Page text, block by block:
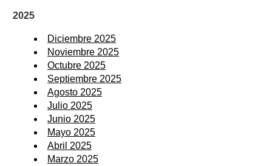
2025
Diciembre 2025
Noviembre 2025
Octubre 2025
Septiembre 2025
Agosto 2025
Julio 2025
Junio 2025
Mayo 2025
Abril 2025
Marzo 2025